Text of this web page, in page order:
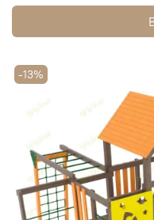
-13%